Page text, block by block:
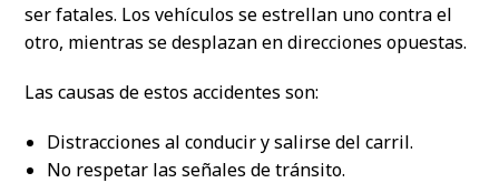
ser fatales. Los vehículos se estrellan uno contra el
otro, mientras se desplazan en direcciones opuestas.
Las causas de estos accidentes son:
Distracciones al conducir y salirse del carril.
No respetar las señales de tránsito.